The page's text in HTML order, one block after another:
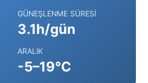
GÜNEŞLENME SÜRESI
3.1h/gün
ARALIK
-5–19°C